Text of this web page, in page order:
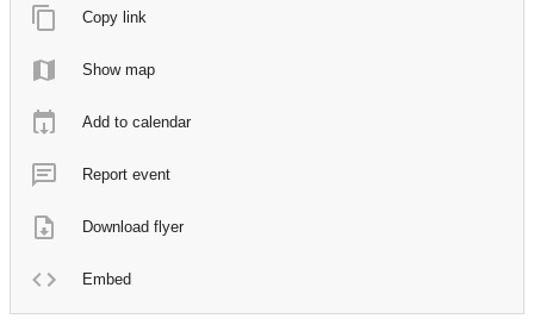
Copy link
Show map
Add to calendar
Report event
Download flyer
Embed